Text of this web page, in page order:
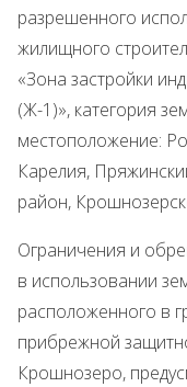
разрешенного
жилищного
«Зона застройки
(Ж-1)», категория
местоположение:
Карелия,
район,
Ограничения и
в использовании
расположенного в
прибрежной
Крошнозеро,